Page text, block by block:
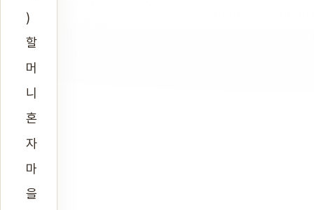
)
할
머
니
혼
자
마
을